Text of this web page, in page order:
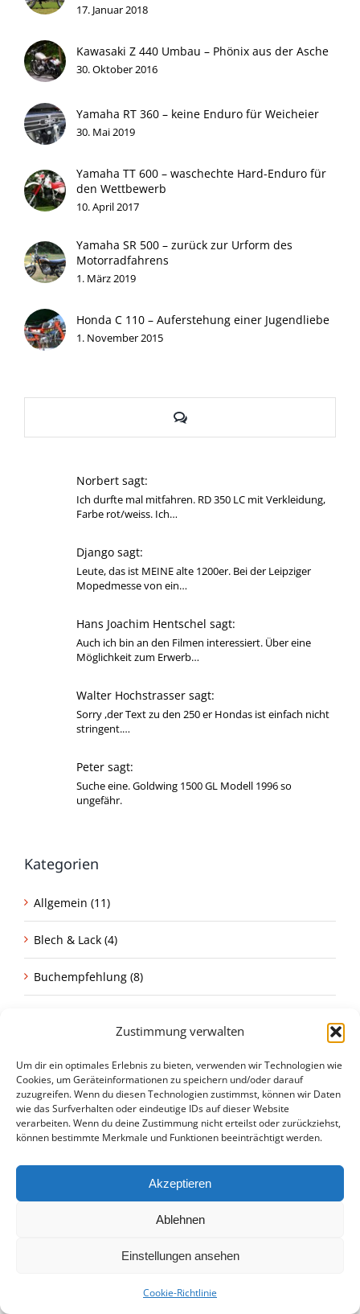
Zustimmung verwalten
Um dir ein optimales Erlebnis zu bieten, verwenden wir Technologien wie
Cookies, um Geräteinformationen zu speichern und/oder darauf
zuzugreifen. Wenn du diesen Technologien zustimmst, können wir Daten
wie das Surfverhalten oder eindeutige IDs auf dieser Website
verarbeiten. Wenn du deine Zustimmung nicht erteilst oder zurückziehst,
können bestimmte Merkmale und Funktionen beeinträchtigt werden.
Akzeptieren
Ablehnen
Einstellungen ansehen
Cookie-Richtlinie
17. Januar 2018
Kawasaki Z 440 Umbau – Phönix aus der Asche
30. Oktober 2016
Yamaha RT 360 – keine Enduro für Weicheier
30. Mai 2019
Yamaha TT 600 – waschechte Hard-Enduro für
den Wettbewerb
10. April 2017
Yamaha SR 500 – zurück zur Urform des
Motorradfahrens
1. März 2019
Honda C 110 – Auferstehung einer Jugendliebe
1. November 2015
Kommentare
Norbert sagt:
Ich durfte mal mitfahren. RD 350 LC mit Verkleidung,
Farbe rot/weiss. Ich…
Django sagt:
Leute, das ist MEINE alte 1200er. Bei der Leipziger
Mopedmesse von ein…
Hans Joachim Hentschel sagt:
Auch ich bin an den Filmen interessiert. Über eine
Möglichkeit zum Erwerb…
Walter Hochstrasser sagt:
Sorry ,der Text zu den 250 er Hondas ist einfach nicht
stringent.…
Peter sagt:
Suche eine. Goldwing 1500 GL Modell 1996 so
ungefähr.
Kategorien
Allgemein (11)
Blech & Lack (4)
Buchempfehlung (8)
Classic Bikes (3)
Classic Bikes>Honda (87)
Classic Bikes>Kawasaki (43)